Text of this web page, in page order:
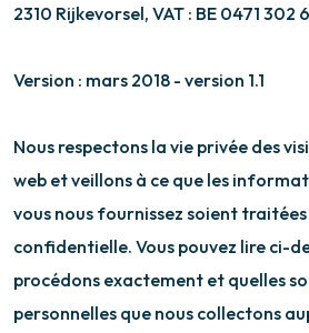
2310 Rijkevorsel, VAT : BE 0471 302
Version : mars 2018 - version 1.1
Nous respectons la vie privée des
web et veillons à ce que les
vous nous fournissez soient
confidentielle. Vous pouvez lire ci-
procédons exactement et quelles
personnelles que nous collectons